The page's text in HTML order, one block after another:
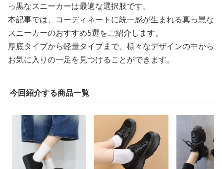
っ黒なスニーカーは最適な選択肢です。
本記事では、コーディネートに統一感が生まれる真っ黒な
スニーカーのおすすめ5選をご紹介します。
厚底タイプから軽量タイプまで、様々なデザインの中から
お気に入りの一足を見つけることができます。
今回紹介する商品一覧